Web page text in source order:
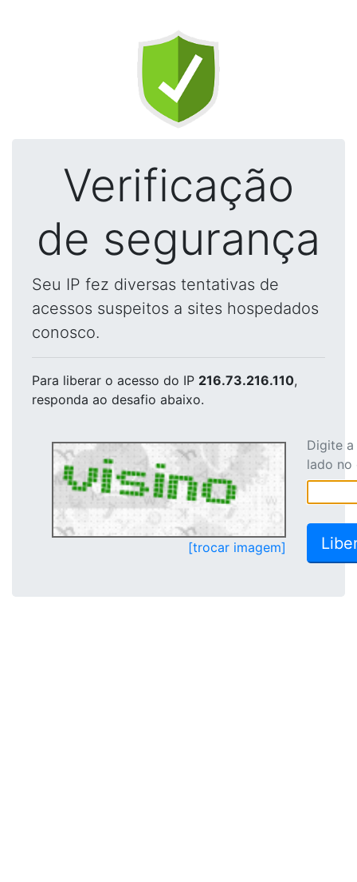
Verificação
de segurança
Seu IP fez diversas tentativas de
acessos suspeitos a sites hospedados
conosco.
Para liberar o acesso do IP 216.73.216.110,
responda ao desafio abaixo.
[trocar imagem]
Digite
lado no